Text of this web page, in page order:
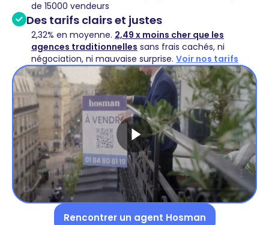
de 15000 vendeurs
Des tarifs clairs et justes
2,32% en moyenne. 2,49 x moins cher que les
agences traditionnelles sans frais cachés, ni
négociation, ni mauvaise surprise. Voir nos tarifs
Rencontrer un agent Hosman